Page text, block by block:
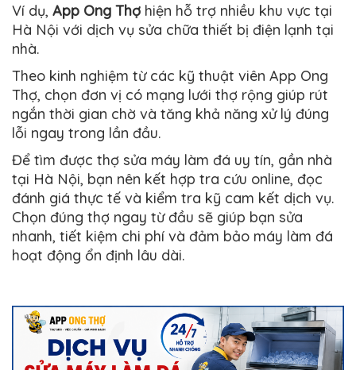
Ví dụ, App Ong Thợ hiện hỗ trợ nhiều khu vực tại
Hà Nội với dịch vụ sửa chữa thiết bị điện lạnh tại
nhà.
Theo kinh nghiệm từ các kỹ thuật viên App Ong
Thợ, chọn đơn vị có mạng lưới thợ rộng giúp rút
ngắn thời gian chờ và tăng khả năng xử lý đúng
lỗi ngay trong lần đầu.
Để tìm được thợ sửa máy làm đá uy tín, gần nhà
tại Hà Nội, bạn nên kết hợp tra cứu online, đọc
đánh giá thực tế và kiểm tra kỹ cam kết dịch vụ.
Chọn đúng thợ ngay từ đầu sẽ giúp bạn sửa
nhanh, tiết kiệm chi phí và đảm bảo máy làm đá
hoạt động ổn định lâu dài.